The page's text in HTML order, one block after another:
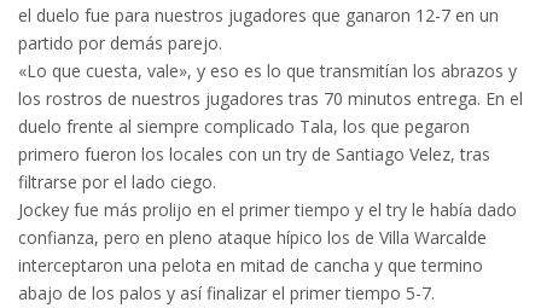
el duelo fue para nuestros jugadores que ganaron 12-7 en un
partido por demás parejo.
«Lo que cuesta, vale», y eso es lo que transmitían los abrazos y
los rostros de nuestros jugadores tras 70 minutos entrega. En el
duelo frente al siempre complicado Tala, los que pegaron
primero fueron los locales con un try de Santiago Velez, tras
filtrarse por el lado ciego.
Jockey fue más prolijo en el primer tiempo y el try le había dado
confianza, pero en pleno ataque hípico los de Villa Warcalde
interceptaron una pelota en mitad de cancha y que termino
abajo de los palos y así finalizar el primer tiempo 5-7.